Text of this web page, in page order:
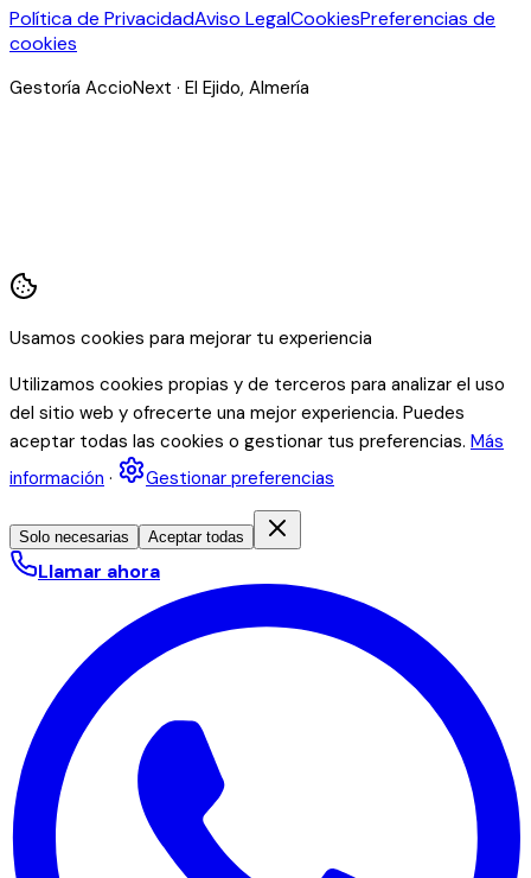
Política de PrivacidadAviso LegalCookiesPreferencias de
cookies
Gestoría AccioNext · El Ejido, Almería
Usamos cookies para mejorar tu experiencia
Utilizamos cookies propias y de terceros para analizar el uso
del sitio web y ofrecerte una mejor experiencia. Puedes
aceptar todas las cookies o gestionar tus preferencias. Más
información · Gestionar preferencias
Solo necesarias Aceptar todas
Llamar ahora